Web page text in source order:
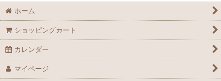
ホーム
ショッピングカート
カレンダー
マイページ